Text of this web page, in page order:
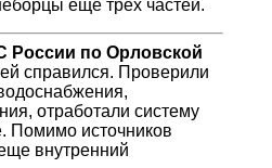
ещё трёх частей.
России по Орловской
справился. Проверили
отработали систему
Помимо источников
внутренний